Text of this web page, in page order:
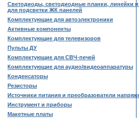
Светодиоды, светодиодные планки, линейки
для подсветки ЖК панелей
Комплектующие для автоэлектроники
Активные компоненты
Комплектующие для телевизоров
Пульты ДУ
Комплектующие для СВЧ-печей
Комплектующие для аудио/видеоаппаратуры
Конденсаторы
Резисторы
Источники питания и преобразователи
Инструмент и приборы
Макетные платы